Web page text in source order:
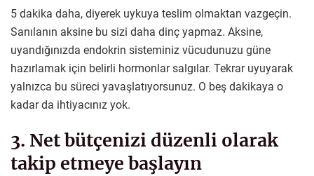
5 dakika daha, diyerek uykuya teslim olmaktan vazgeçin.
Sanılanın aksine bu sizi daha dinç yapmaz. Aksine,
uyandığınızda endokrin sisteminiz vücudunuzu güne
hazırlamak için belirli hormonlar salgılar. Tekrar uyuyarak
yalnızca bu süreci yavaşlatıyorsunuz. O beş dakikaya o
kadar da ihtiyacınız yok.
3. Net bütçenizi düzenli olarak
takip etmeye başlayın